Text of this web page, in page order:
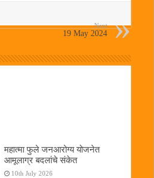
Next
19 May 2024
महात्मा फुले जनआरोग्य योजनेत
आमूलाग्र बदलांचे संकेत
10th July 2026